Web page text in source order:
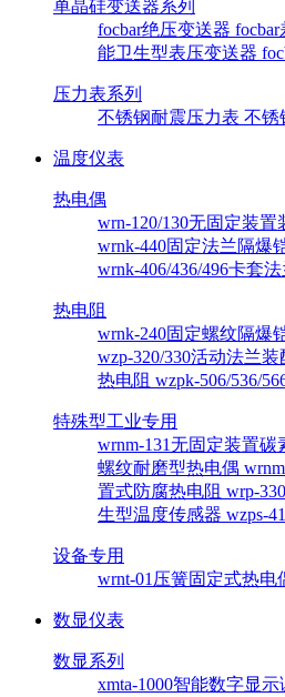
单晶硅变送器系列
focbar绝压变送器
能卫生型表压变送器
压力表系列
不锈钢耐震压力表 不锈
温度仪表
热电偶
wrn-120/130无固定装置
wrnk-440固定法兰隔爆
wrnk-406/436/496卡套
热电阻
wrnk-240固定螺纹隔爆
wzp-320/330活动法兰装
热电阻 wzpk-506/536/
特殊型工业专用
wrnm-131无固定装置碳
螺纹耐磨型热电偶
置式防腐热电阻 wrp-
生型温度传感器 wzps-
设备专用
wrnt-01压簧固定式热电
数显仪表
数显系列
xmta-1000智能数字显示